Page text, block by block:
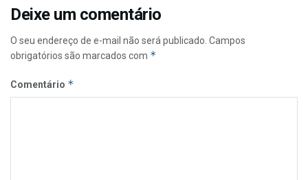
Deixe um comentário
O seu endereço de e-mail não será publicado. Campos
obrigatórios são marcados com *
Comentário *